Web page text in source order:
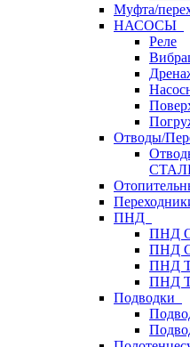
Муфта/
НАСОСЫ
Реле
Отводы/
ПНД
ПНД
ПНД
ПНД
ПНД
Подводки